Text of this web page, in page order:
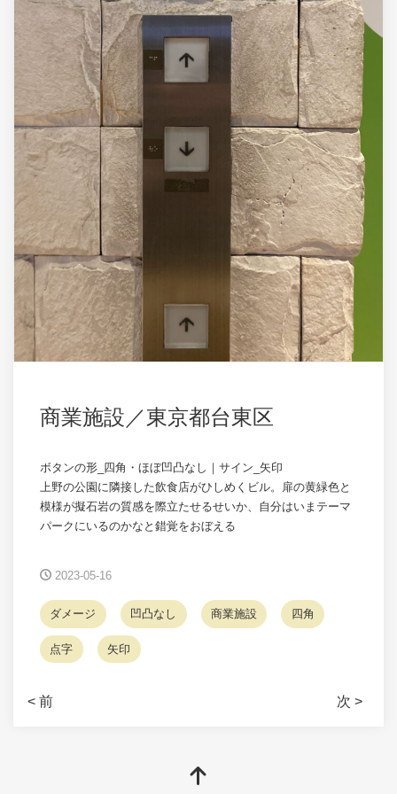
商業施設／東京都台東区
ボタンの形_四角・ほぼ凹凸なし｜サイン_矢印
上野の公園に隣接した飲食店がひしめくビル。扉の黄緑色と
模様が擬石岩の質感を際立たせるせいか、自分はいまテーマ
パークにいるのかなと錯覚をおぼえる
2023-05-16
ダメージ 凹凸なし 商業施設 四角
点字 矢印
< 前 次 >